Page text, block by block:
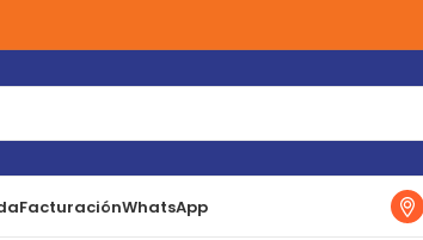
FacturaciónWhatsApp